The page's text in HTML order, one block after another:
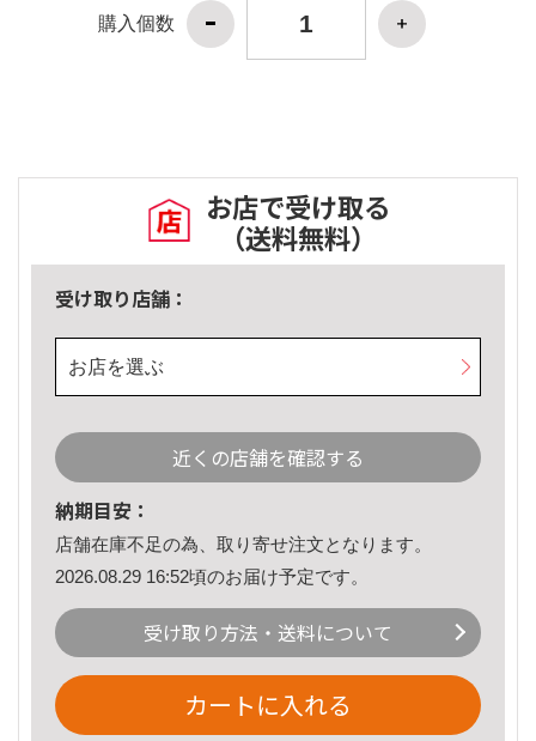
購入個数
お店で受け取る
（送料無料）
受け取り店舗：
お店を選ぶ
近くの店舗を確認する
納期目安：
店舗在庫不足の為、取り寄せ注文となります。
2026.08.29 16:52頃のお届け予定です。
受け取り方法・送料について
カートに入れる